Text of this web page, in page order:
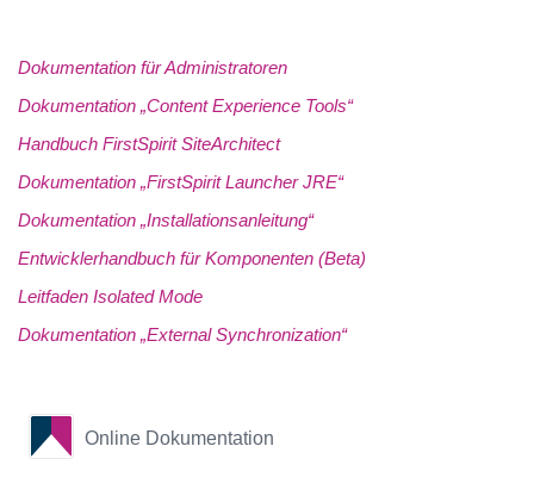
Dokumentation für Administratoren
Dokumentation „Content Experience Tools“
Handbuch FirstSpirit SiteArchitect
Dokumentation „FirstSpirit Launcher JRE“
Dokumentation „Installationsanleitung“
Entwicklerhandbuch für Komponenten (Beta)
Leitfaden Isolated Mode
Dokumentation „External Synchronization“
Online Dokumentation